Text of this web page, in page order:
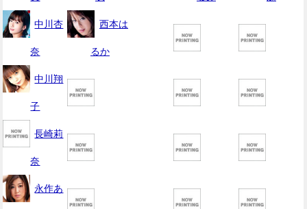
中川杏
奈
西本は
るか
中川翔
子
長崎莉
奈
永作あ